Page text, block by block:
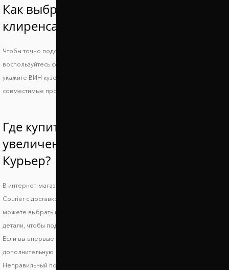
Как выбрать проставки увеличения
клиренса Форд Транзит Курьер?
Чтобы точно подобрать проставки для Ford Transit Courier,
воспользуйтесь фильтром нашего сайта или свяжитесь с менеджером и
укажите ВИН кузова вашего авто. Так вы получите идеально
совместимые проставки и решите вопрос с дорожным просветом.
Где купить проставки для
увеличения клиренса Форд Транзит
Курьер?
В интернет-магазине Автопроставка можно купить проставки Ford Transit
Courier с доставкой по всей территории Украины. В нашем каталоге вы
можете выбрать и заказать подходящие по форме, высоте и стоимости
детали, чтобы поднять авто и улучшить его ходовые характеристики.
Если вы впервые выбираете запчасти, обязательно получите
дополнительную консультацию, чтобы исключить риск несовместимости.
Неправильный подбор проставок может стать причиной ухудшения